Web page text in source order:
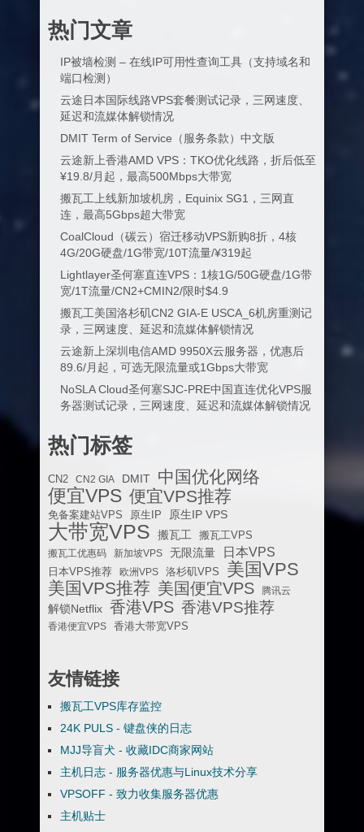
热门文章
IP被墙检测 – 在线IP可用性查询工具（支持域名和
端口检测）
云途日本国际线路VPS套餐测试记录，三网速度、
延迟和流媒体解锁情况
DMIT Term of Service（服务条款）中文版
云途新上香港AMD VPS：TKO优化线路，折后低至
¥19.8/月起，最高500Mbps大带宽
搬瓦工上线新加坡机房，Equinix SG1，三网直
连，最高5Gbps超大带宽
CoalCloud（碳云）宿迁移动VPS新购8折，4核
4G/20G硬盘/1G带宽/10T流量/¥319起
Lightlayer圣何塞直连VPS：1核1G/50G硬盘/1G带
宽/1T流量/CN2+CMIN2/限时$4.9
搬瓦工美国洛杉矶CN2 GIA-E USCA_6机房重测记
录，三网速度、延迟和流媒体解锁情况
云途新上深圳电信AMD 9950X云服务器，优惠后
89.6/月起，可选无限流量或1Gbps大带宽
NoSLA Cloud圣何塞SJC-PRE中国直连优化VPS服
务器测试记录，三网速度、延迟和流媒体解锁情况
热门标签
CN2 CN2 GIA DMIT 中国优化网络
便宜VPS 便宜VPS推荐
免备案建站VPS 原生IP 原生IP VPS
大带宽VPS 搬瓦工
搬瓦工VPS
搬瓦工优惠码
新加坡VPS 无限流量 日本VPS
日本VPS推荐 欧洲VPS 洛杉矶VPS 美国VPS
美国VPS推荐 美国便宜VPS 腾讯云
解锁Netflix 香港VPS 香港VPS推荐
香港便宜VPS 香港大带宽VPS
友情链接
搬瓦工VPS库存监控
24K PULS - 键盘侠的日志
MJJ导盲犬 - 收藏IDC商家网站
主机日志 - 服务器优惠与Linux技术分享
VPSOFF - 致力收集服务器优惠
主机贴士